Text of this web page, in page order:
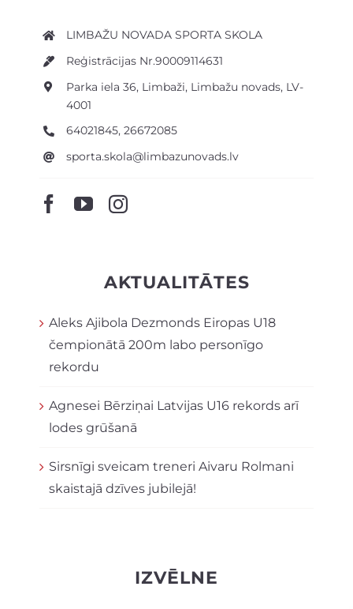
LIMBAŽU NOVADA SPORTA SKOLA
Reģistrācijas Nr.90009114631
Parka iela 36, Limbaži, Limbažu novads, LV-
4001
64021845, 26672085
sporta.skola@limbazunovads.lv
AKTUALITĀTES
Aleks Ajibola Dezmonds Eiropas U18
čempionātā 200m labo personīgo
rekordu
Agnesei Bērziņai Latvijas U16 rekords arī
lodes grūšanā
Sirsnīgi sveicam treneri Aivaru Rolmani
skaistajā dzīves jubilejā!
IZVĒLNE